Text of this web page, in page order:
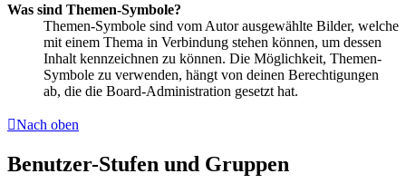
Was sind Themen-Symbole?
Themen-Symbole sind vom Autor ausgewählte Bilder, welche
mit einem Thema in Verbindung stehen können, um dessen
Inhalt kennzeichnen zu können. Die Möglichkeit, Themen-
Symbole zu verwenden, hängt von deinen Berechtigungen
ab, die die Board-Administration gesetzt hat.
Nach oben
Benutzer-Stufen und Gruppen